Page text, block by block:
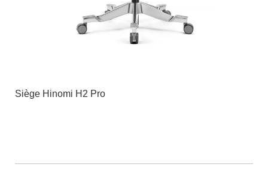
Siège Hinomi H2 Pro